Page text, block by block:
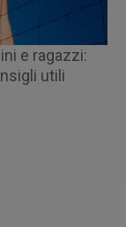
e ragazzi:
utili